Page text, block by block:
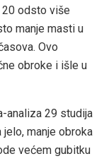
odsto više
manje masti u
Ovo
obroke i išle u
analiza 29 studija
manje obroka
većem gubitku